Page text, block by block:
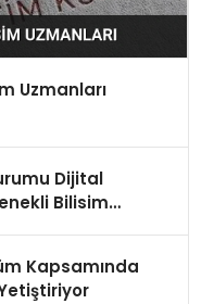
Uzmanları
Dijital
Bilisim
Kapsamında